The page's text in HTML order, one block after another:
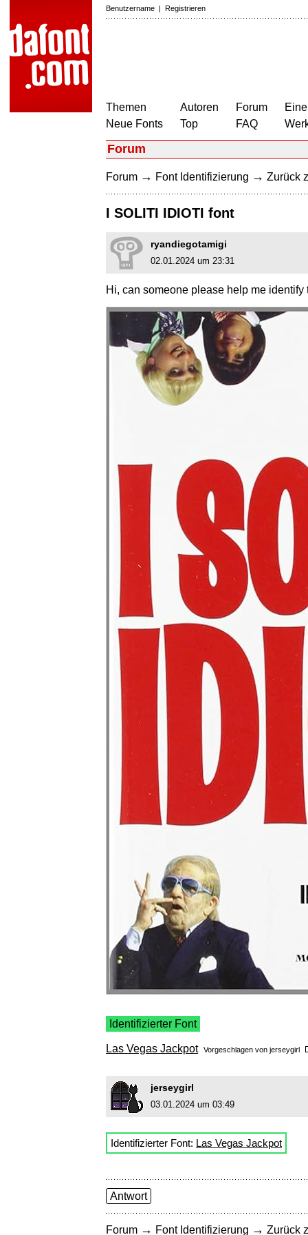
Benutzername | Registrieren
Themen
Neue Fonts
Autoren
Top
Forum
FAQ
Forum
Forum → Font Identifizierung → Zurück
I SOLITI IDIOTI font
ryandiegotamigi
02.01.2024 um 23:31
Hi, can someone please help me
Identifizierter Font
Las Vegas Jackpot Vorgeschlagen von jerseygirl
jerseygirl
03.01.2024 um 03:49
Identifizierter Font: Las Vegas Jackpot
Antwort
Forum → Font Identifizierung → Zurück